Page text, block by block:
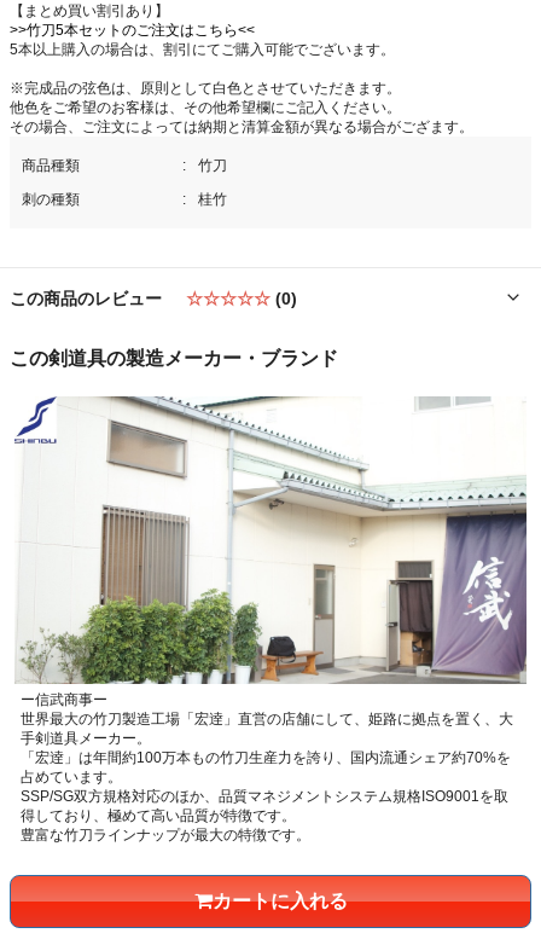
【まとめ買い割引あり】
>>竹刀5本セットのご注文はこちら<<
5本以上購入の場合は、割引にてご購入可能でございます。
※完成品の弦色は、原則として白色とさせていただきます。
他色をご希望のお客様は、その他希望欄にご記入ください。
その場合、ご注文によっては納期と清算金額が異なる場合がござます。
商品種類
竹刀
刺の種類
桂竹
この商品のレビュー ☆☆☆☆☆ (0)
この剣道具の製造メーカー・ブランド
ー信武商事ー
世界最大の竹刀製造工場「宏逹」直営の店舗にして、姫路に拠点を置く、大
手剣道具メーカー。
「宏逹」は年間約100万本もの竹刀生産力を誇り、国内流通シェア約70%を
占めています。
SSP/SG双方規格対応のほか、品質マネジメントシステム規格ISO9001を取
得しており、極めて高い品質が特徴です。
豊富な竹刀ラインナップが最大の特徴です。
カートに入れる